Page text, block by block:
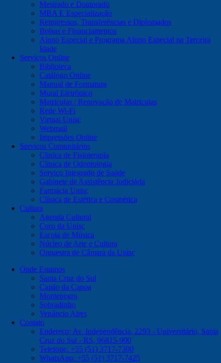
Mestrado e Doutorado
MBA E Especialização
Reingressos, Transferências e Diplomados
Bolsas e Financiamentos
Aluno Especial e Programa Aluno Especial na Terceira
Idade
Serviços Online
Biblioteca
Catálogo Online
Manual de Formatura
Mural Eletrônico
Matriculas / Renovação de Matriculas
Rede Wi-Fi
Virtual Unisc
Webmail
Impressões Online
Serviços Comunitários
Clinica de Fisioterapia
Clinica de Odontologia
Serviço Integrado de Saúde
Gabinete de Assistência Judiciária
Farmácia Unisc
Clínica de Estética e Cosmética
Cultura
Agenda Cultural
Coro da Unisc
Escola de Música
Núcleo de Arte e Cultura
Orquestra de Câmara da Unisc
Onde Estamos
Santa Cruz do Sul
Capão da Canoa
Montenegro
Sobradinho
Venâncio Aires
Contato
Endereço: Av. Independência, 2293 - Universitário, Santa
Cruz do Sul - RS, 96815-900
Telefone: +55 (51) 3717-7300
WhatsApp: +55 (51) 3717-7425